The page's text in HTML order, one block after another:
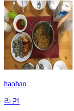
haohao
라면